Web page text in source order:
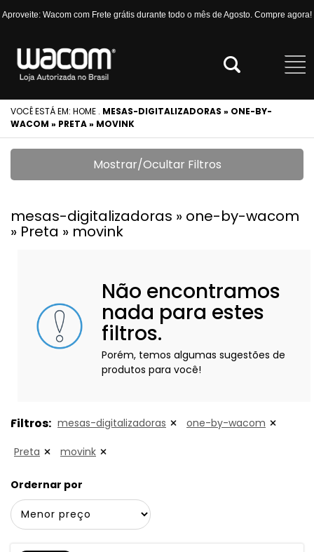
Aproveite: Wacom com Frete grátis durante todo o mês de Agosto. Compre agora!
VOCÊ ESTÁ EM: HOME . MESAS-DIGITALIZADORAS » ONE-BY-
WACOM » PRETA » MOVINK
Mostrar/Ocultar Filtros
mesas-digitalizadoras » one-by-wacom
» Preta » movink
Não encontramos
nada para estes
filtros.
Porém, temos algumas sugestões de
produtos para você!
Filtros: mesas-digitalizadoras one-by-wacom
Preta movink
Ordernar por